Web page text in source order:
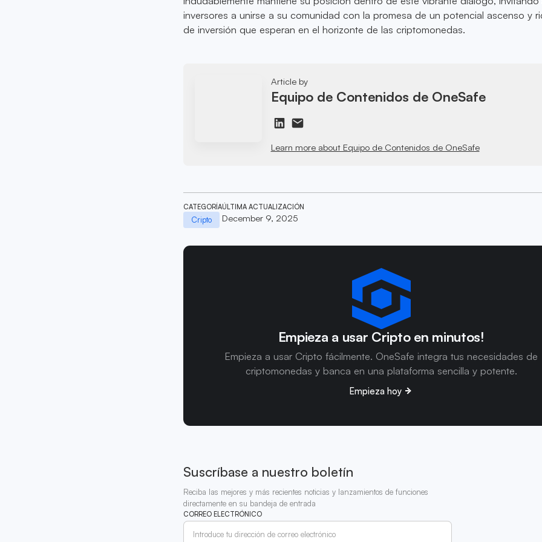
inversores a unirse a su comunidad con la promesa de un potencial ascenso y
de inversión que esperan en el horizonte de las criptomonedas.
Article by
Equipo de Contenidos de OneSafe
Learn more about Equipo de Contenidos de OneSafe
CATEGORÍA
Cripto
ÚLTIMA ACTUALIZACIÓN
December 9, 2025
Empieza a usar Cripto en minutos!
Empieza a usar Cripto fácilmente. OneSafe integra tus necesidades de
criptomonedas y banca en una plataforma sencilla y potente.
Empieza hoy
Suscríbase a nuestro boletín
Reciba las mejores y más recientes noticias y lanzamientos de funciones
directamente en su bandeja de entrada
CORREO ELECTRÓNICO